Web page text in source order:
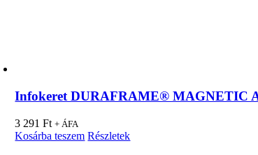
Infokeret DURAFRAME® MAGNETIC
3 291Ft + ÁFA
Kosárba teszem Részletek